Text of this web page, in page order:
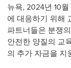
뉴욕, 2024년 10월
에 대응하기 위해
파트너들은 분쟁
안전한 양질의 교
의 추가 자금을 지